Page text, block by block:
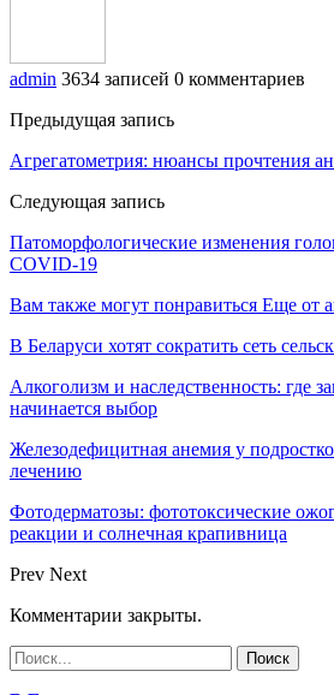
admin 3634 записей 0 комментариев
Предыдущая запись
Агрегатометрия: нюансы прочтения
Следующая запись
Патоморфологические изменения
COVID-19
Вам также могут понравиться Еще от
В Беларуси хотят сократить сеть
Алкоголизм и наследственность: где
начинается выбор
Железодефицитная анемия у
лечению
Фотодерматозы: фототоксические
реакции и солнечная крапивница
Prev Next
Комментарии закрыты.